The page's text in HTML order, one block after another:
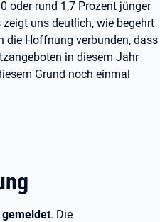
oder rund 1,7 Prozent jünger
uns deutlich, wie begehrt
die Hoffnung verbunden, dass
in diesem Jahr
Grund noch einmal
. Die